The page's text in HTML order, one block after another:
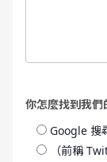
你怎麼找到我們
Google 搜
（前稱